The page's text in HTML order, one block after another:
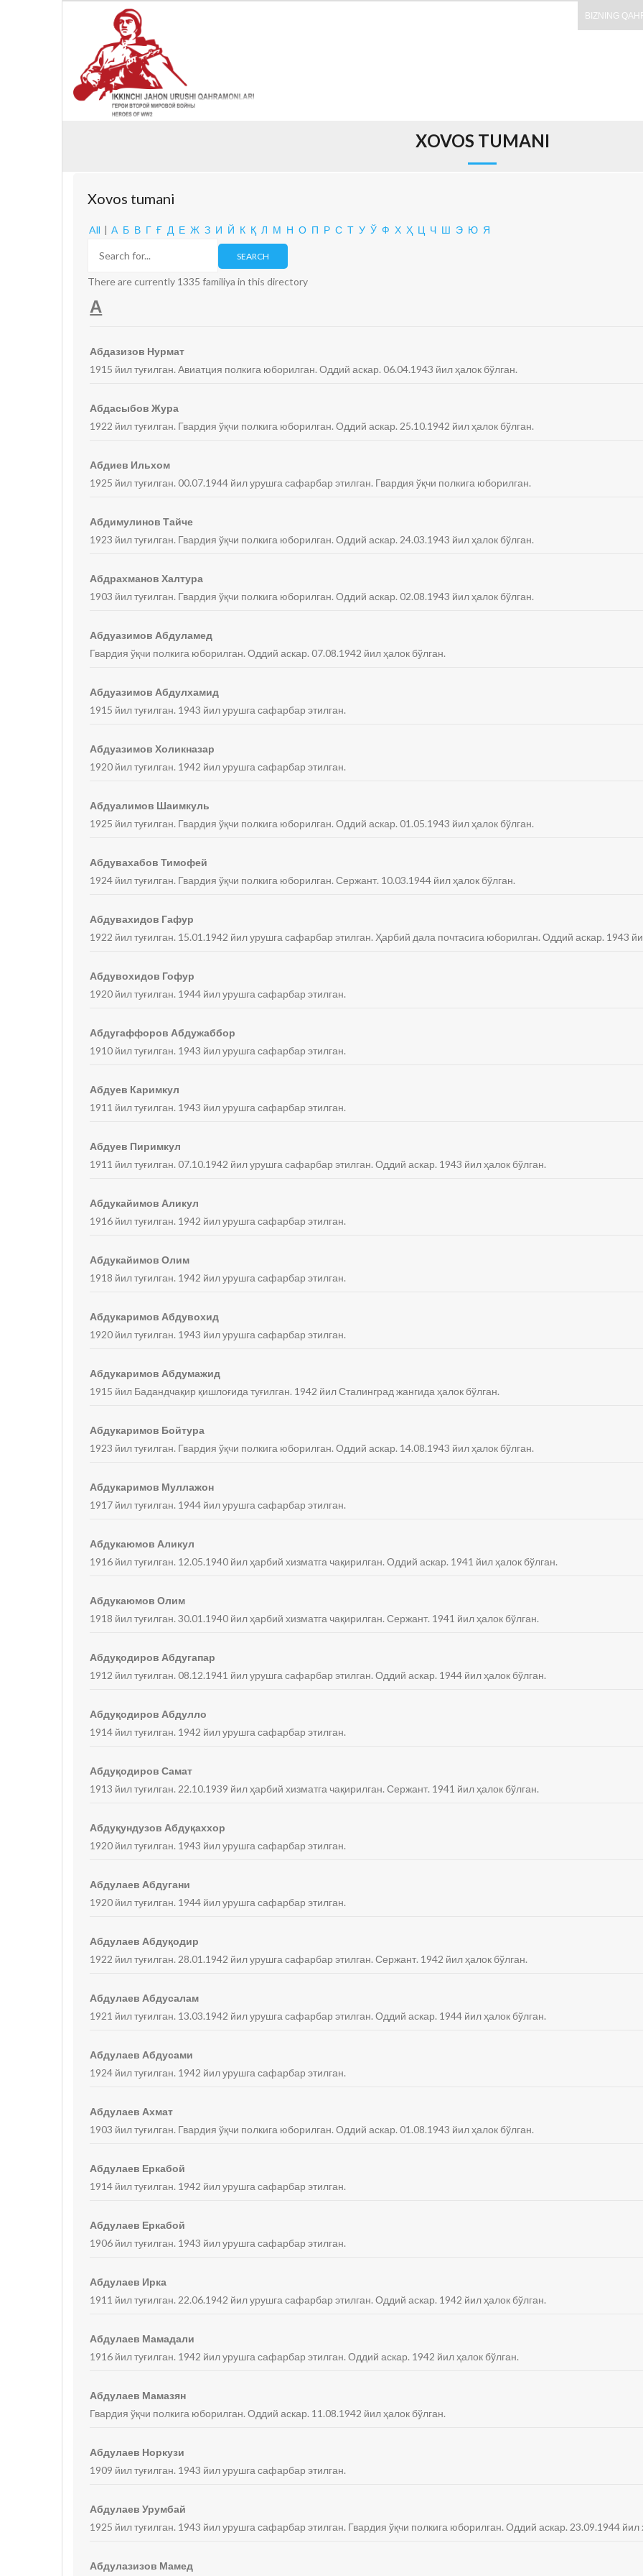
BIZNING
XOVOS TUMANI
Xovos tumani
All | А Б В Г Ғ Д Е Ж З И Й К Қ Л М Н О П Р С Т У Ў Ф Х Ҳ Ц Ч Ш Э Ю Я
There are currently 1335 familiya in this directory
А
Абдазизов Нурмат
1915 йил туғилган. Авиатция полкига юборилган. Оддий аскар. 06.04.1943 йил ҳалок бўлган.
Абдасыбов Жура
1922 йил туғилган. Гвардия ўқчи полкига юборилган. Оддий аскар. 25.10.1942 йил ҳалок бўлган.
Абдиев Ильхом
1925 йил туғилган. 00.07.1944 йил урушга сафарбар этилган. Гвардия ўқчи полкига юборилган.
Абдимулинов Тайче
1923 йил туғилган. Гвардия ўқчи полкига юборилган. Оддий аскар. 24.03.1943 йил ҳалок бўлган.
Абдрахманов Халтура
1903 йил туғилган. Гвардия ўқчи полкига юборилган. Оддий аскар. 02.08.1943 йил ҳалок бўлган.
Абдуазимов Абдуламед
Гвардия ўқчи полкига юборилган. Оддий аскар. 07.08.1942 йил ҳалок бўлган.
Абдуазимов Абдулхамид
1915 йил туғилган. 1943 йил урушга сафарбар этилган.
Абдуазимов Холикназар
1920 йил туғилган. 1942 йил урушга сафарбар этилган.
Абдуалимов Шаимкуль
1925 йил туғилган. Гвардия ўқчи полкига юборилган. Оддий аскар. 01.05.1943 йил ҳалок бўлган.
Абдувахабов Тимофей
1924 йил туғилган. Гвардия ўқчи полкига юборилган. Сержант. 10.03.1944 йил ҳалок бўлган.
Абдувахидов Гафур
1922 йил туғилган. 15.01.1942 йил урушга сафарбар этилган. Ҳарбий дала почтасига юборилган. Оддий аскар. 1943
Абдувохидов Гофур
1920 йил туғилган. 1944 йил урушга сафарбар этилган.
Абдугаффоров Абдужаббор
1910 йил туғилган. 1943 йил урушга сафарбар этилган.
Абдуев Каримкул
1911 йил туғилган. 1943 йил урушга сафарбар этилган.
Абдуев Пиримкул
1911 йил туғилган. 07.10.1942 йил урушга сафарбар этилган. Оддий аскар. 1943 йил ҳалок бўлган.
Абдукайимов Аликул
1916 йил туғилган. 1942 йил урушга сафарбар этилган.
Абдукайимов Олим
1918 йил туғилган. 1942 йил урушга сафарбар этилган.
Абдукаримов Абдувохид
1920 йил туғилган. 1943 йил урушга сафарбар этилган.
Абдукаримов Абдумажид
1915 йил Бадандчақир қишлоғида туғилган. 1942 йил Сталинград жангида ҳалок бўлган.
Абдукаримов Бойтура
1923 йил туғилган. Гвардия ўқчи полкига юборилган. Оддий аскар. 14.08.1943 йил ҳалок бўлган.
Абдукаримов Муллажон
1917 йил туғилган. 1944 йил урушга сафарбар этилган.
Абдукаюмов Аликул
1916 йил туғилган. 12.05.1940 йил ҳарбий хизматга чақирилган. Оддий аскар. 1941 йил ҳалок бўлган.
Абдукаюмов Олим
1918 йил туғилган. 30.01.1940 йил ҳарбий хизматга чақирилган. Сержант. 1941 йил ҳалок бўлган.
Абдуқодиров Абдугапар
1912 йил туғилган. 08.12.1941 йил урушга сафарбар этилган. Оддий аскар. 1944 йил ҳалок бўлган.
Абдуқодиров Абдулло
1914 йил туғилган. 1942 йил урушга сафарбар этилган.
Абдуқодиров Самат
1913 йил туғилган. 22.10.1939 йил ҳарбий хизматга чақирилган. Сержант. 1941 йил ҳалок бўлган.
Абдуқундузов Абдуқаххор
1920 йил туғилган. 1943 йил урушга сафарбар этилган.
Абдулаев Абдугани
1920 йил туғилган. 1944 йил урушга сафарбар этилган.
Абдулаев Абдуқодир
1922 йил туғилган. 28.01.1942 йил урушга сафарбар этилган. Сержант. 1942 йил ҳалок бўлган.
Абдулаев Абдусалам
1921 йил туғилган. 13.03.1942 йил урушга сафарбар этилган. Оддий аскар. 1944 йил ҳалок бўлган.
Абдулаев Абдусами
1924 йил туғилган. 1942 йил урушга сафарбар этилган.
Абдулаев Ахмат
1903 йил туғилган. Гвардия ўқчи полкига юборилган. Оддий аскар. 01.08.1943 йил ҳалок бўлган.
Абдулаев Еркабой
1914 йил туғилган. 1942 йил урушга сафарбар этилган.
Абдулаев Еркабой
1906 йил туғилган. 1943 йил урушга сафарбар этилган.
Абдулаев Ирка
1911 йил туғилган. 22.06.1942 йил урушга сафарбар этилган. Оддий аскар. 1942 йил ҳалок бўлган.
Абдулаев Мамадали
1916 йил туғилган. 1942 йил урушга сафарбар этилган. Оддий аскар. 1942 йил ҳалок бўлган.
Абдулаев Мамазян
Гвардия ўқчи полкига юборилган. Оддий аскар. 11.08.1942 йил ҳалок бўлган.
Абдулаев Норкузи
1909 йил туғилган. 1943 йил урушга сафарбар этилган.
Абдулаев Урумбай
1925 йил туғилган. 1943 йил урушга сафарбар этилган. Гвардия ўқчи полкига юборилган. Оддий аскар. 23.09.1944 йил
Абдулазизов Мамед